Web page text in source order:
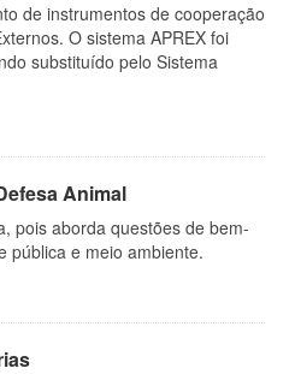
de instrumentos de cooperação
O sistema APREX foi
substituído pelo Sistema
Animal
pois aborda questões de bem-
pública e meio ambiente.